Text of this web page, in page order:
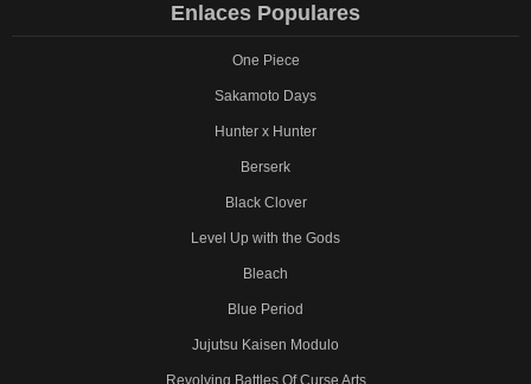
Enlaces Populares
One Piece
Sakamoto Days
Hunter x Hunter
Berserk
Black Clover
Level Up with the Gods
Bleach
Blue Period
Jujutsu Kaisen Modulo